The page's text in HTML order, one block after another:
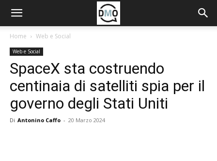
Home Web e Social
Web e Social
SpaceX sta costruendo
centinaia di satelliti spia per il
governo degli Stati Uniti
Di Antonino Caffo - 20 Marzo 2024